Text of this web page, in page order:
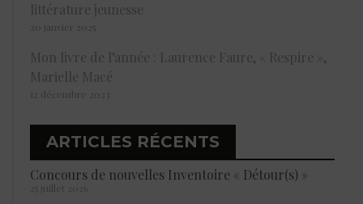
littérature jeunesse
20 janvier 2025
Mon livre de l’année : Laurence Faure, « Respire »,
Marielle Macé
12 décembre 2023
ARTICLES RÉCENTS
Concours de nouvelles Inventoire « Détour(s) »
25 juillet 2026